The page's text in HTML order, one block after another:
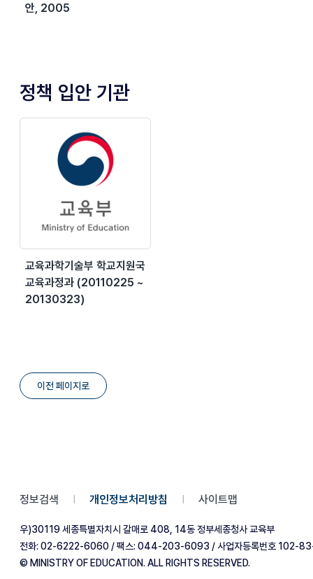
안, 2005
정책 입안 기관
교육과학기술부 학교지원국
교육과정과 (20110225 ~
20130323)
이전 페이지로
정보검색 개인정보처리방침 사이트맵
우)30119 세종특별자치시 갈매로 408, 14동 정부세종청사 교육부
전화: 02-6222-6060 / 팩스: 044-203-6093 / 사업자등록번호 102-
© MINISTRY OF EDUCATION. ALL RIGHTS RESERVED.